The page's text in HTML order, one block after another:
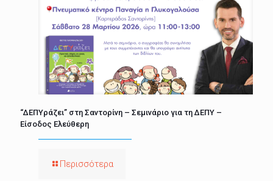
“ΔΕΠΥράζει” στη Σαντορίνη – Σεμινάριο για τη ΔΕΠΥ –
Είσοδος Ελεύθερη
Περισσότερα